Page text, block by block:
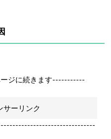
ジに続きます-----------
サーリンク